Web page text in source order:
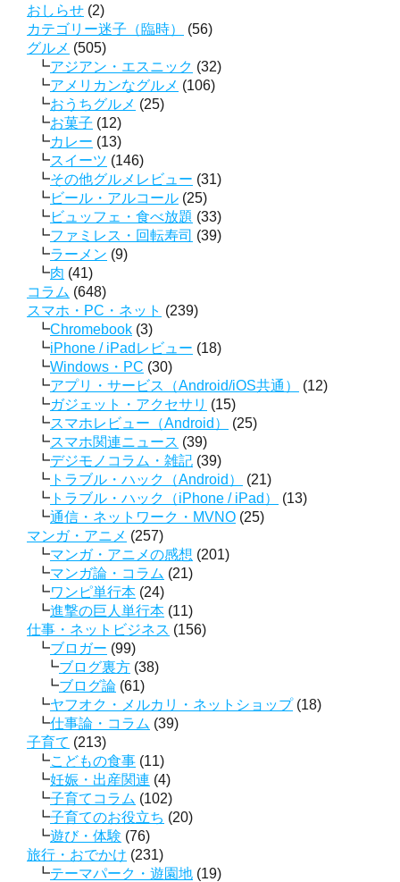
おしらせ (2)
カテゴリー迷子（臨時）
(56)
グルメ (505)
アジアン・エスニック (32)
アメリカンなグルメ (106)
おうちグルメ (25)
お菓子 (12)
カレー (13)
スイーツ (146)
その他グルメレビュー (31)
ビール・アルコール (25)
ビュッフェ・食べ放題 (33)
ファミレス・回転寿司 (39)
ラーメン (9)
肉 (41)
コラム (648)
スマホ・PC・ネット (239)
Chromebook (3)
iPhone / iPadレビュー (18)
Windows・PC (30)
アプリ・サービス（Android/iOS共通）
(12)
ガジェット・アクセサリ (15)
スマホレビュー（Android）
(25)
スマホ関連ニュース (39)
デジモノコラム・雑記 (39)
トラブル・ハック（Android）
(21)
トラブル・ハック（iPhone / iPad）
(13)
通信・ネットワーク・MVNO (25)
マンガ・アニメ (257)
マンガ・アニメの感想 (201)
マンガ論・コラム (21)
ワンピ単行本 (24)
進撃の巨人単行本 (11)
仕事・ネットビジネス (156)
ブロガー (99)
ブログ裏方 (38)
ブログ論 (61)
ヤフオク・メルカリ・ネットショップ(18)
仕事論・コラム (39)
子育て (213)
こどもの食事 (11)
妊娠・出産関連 (4)
子育てコラム (102)
子育てのお役立ち (20)
遊び・体験 (76)
旅行・おでかけ (231)
テーマパーク・遊園地 (19)